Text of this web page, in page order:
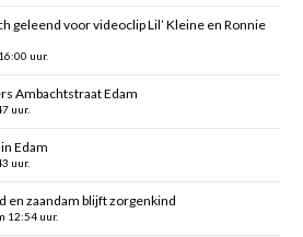
geleend voor videoclip Lil’ Kleine en Ronnie
uur.
Ambachtstraat Edam
uur.
Edam
uur.
en zaandam blijft zorgenkind
12:54 uur.